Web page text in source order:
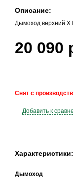
Описание:
Дымоход верхний X
20 090
Снят с
Добавить к
Характеристики:
Дымоход